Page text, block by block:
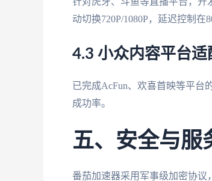
动切换720P/1080P，延迟控制在
4.3 小众内容平台适
已完成AcFun、欢喜首映等平台
成功率。
五、安全与服
番茄加速器采用军事级加密协议